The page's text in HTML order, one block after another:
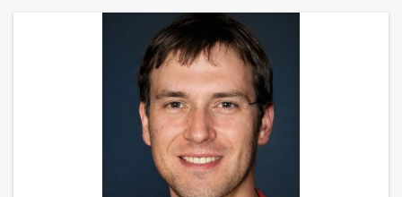
Mais je ne vais pas tout dire, à vous de me
contacter pour faire plus ample connaissance!...